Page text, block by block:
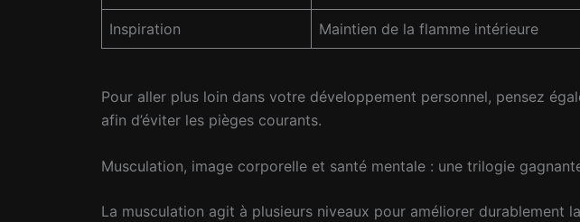
Inspiration Maintien de la flamme intérieure
Pour aller plus loin dans votre développement personnel, pensez
afin d’éviter les pièges courants.
Musculation, image corporelle et santé mentale : une trilogie
La musculation agit à plusieurs niveaux pour améliorer durablement